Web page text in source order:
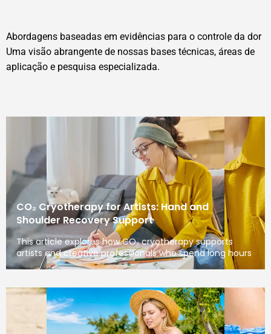
Abordagens baseadas em evidências para o controle da dor
Uma visão abrangente de nossas bases técnicas, áreas de
aplicação e pesquisa especializada.
CO₂ Cryotherapy for Artists: Hand and
Shoulder Recovery Support
This article explores how CO₂ cryotherapy supports
artists and creative professionals who spend long hours